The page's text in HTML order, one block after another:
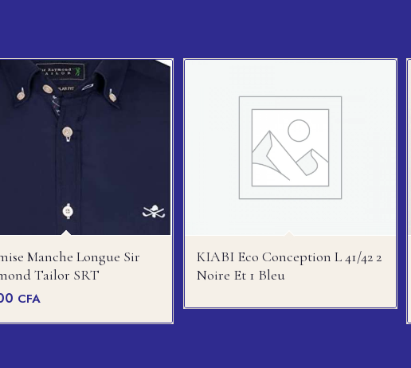
Manche Longue Sir
Tailor SRT
CFA
KIABI Eco Conception L 41/42 2
Noire Et 1 Bleu